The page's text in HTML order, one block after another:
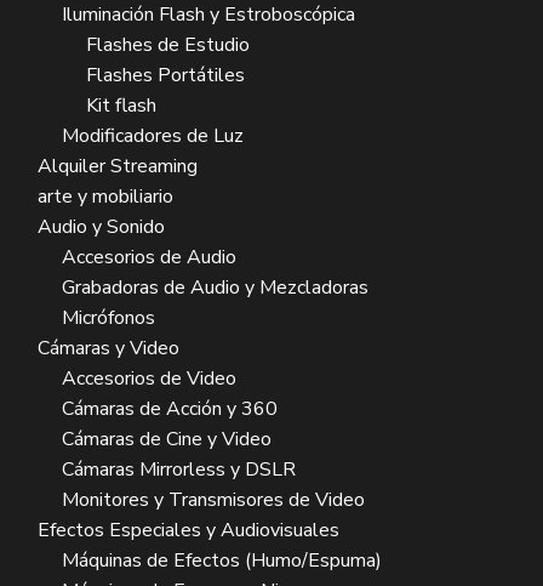
Iluminación Flash y Estroboscópica
Flashes de Estudio
Flashes Portátiles
Kit flash
Modificadores de Luz
Alquiler Streaming
arte y mobiliario
Audio y Sonido
Accesorios de Audio
Grabadoras de Audio y Mezcladoras
Micrófonos
Cámaras y Video
Accesorios de Video
Cámaras de Acción y 360
Cámaras de Cine y Video
Cámaras Mirrorless y DSLR
Monitores y Transmisores de Video
Efectos Especiales y Audiovisuales
Máquinas de Efectos (Humo/Espuma)